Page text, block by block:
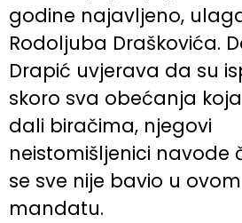
godine najavljeno,
Rodoljuba Draškovića.
Drapić uvjerava da su
skoro sva obećanja
dali biračima, njegovi
neistomišljenici navode
se sve nije bavio u ovom
mandatu.